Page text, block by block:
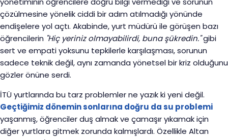
çözülmesine yönelik ciddi bir adım atılmadığı yönünde
endişelere yol açtı. Akabinde, yurt müdürü ile görüşen bazı
öğrencilerin "Hiç yeriniz olmayabilirdi, buna şükredin."gibi
sert ve empati yoksunu tepkilerle karşılaşması, sorunun
sadece teknik değil, aynı zamanda yönetsel bir kriz olduğunu
gözler önüne serdi.
İTÜ yurtlarında bu tarz problemler ne yazık ki yeni değil.
Geçtiğimiz dönemin sonlarına doğru da su problemi
yaşanmış, öğrenciler duş almak ve çamaşır yıkamak için
diğer yurtlara gitmek zorunda kalmışlardı. Özellikle Altan